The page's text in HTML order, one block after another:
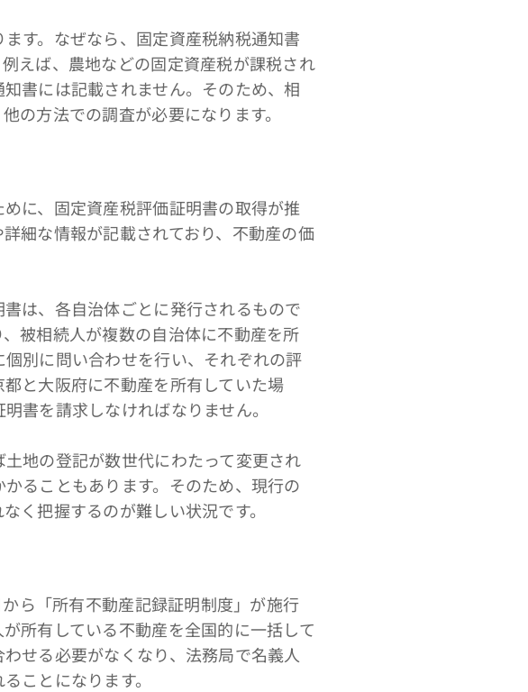
す。なぜなら、固定資産税納税通知書
えば、農地などの固定資産税が課税され
書には記載されません。そのため、相
の方法での調査が必要になります。
に、固定資産税評価証明書の取得が推
細な情報が記載されており、不動産の価
は、各自治体ごとに発行されるもので
被相続人が複数の自治体に不動産を所
別に問い合わせを行い、それぞれの評
と大阪府に不動産を所有していた場
書を請求しなければなりません。
地の登記が数世代にわたって変更され
ることもあります。そのため、現行の
く把握するのが難しい状況です。
ら「所有不動産記録証明制度」が施行
所有している不動産を全国的に一括して
せる必要がなくなり、法務局で名義人
ことになります。